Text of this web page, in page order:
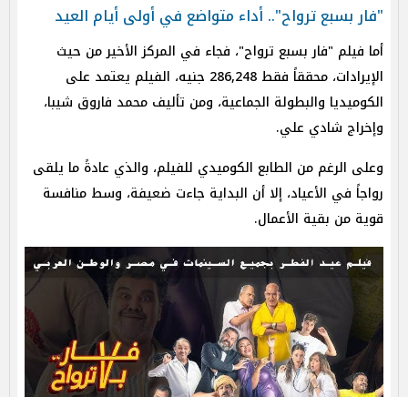
"فار بسبع ترواح".. أداء متواضع في أولى أيام العيد
أما فيلم "فار بسبع ترواح"، فجاء في المركز الأخير من حيث
الإيرادات، محققاً فقط 286,248 جنيه، الفيلم يعتمد على
الكوميديا والبطولة الجماعية، ومن تأليف محمد فاروق شيبا،
وإخراج شادي علي.
وعلى الرغم من الطابع الكوميدي للفيلم، والذي عادةً ما يلقى
رواجاً في الأعياد، إلا أن البداية جاءت ضعيفة، وسط منافسة
قوية من بقية الأعمال.